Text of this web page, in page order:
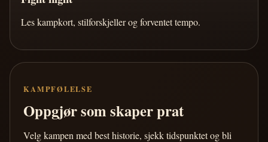
Les kampkort, stilforskjeller og forventet tempo.
KAMPFØLELSE
Oppgjør som skaper prat
Velg kampen med best historie, sjekk tidspunktet og bli